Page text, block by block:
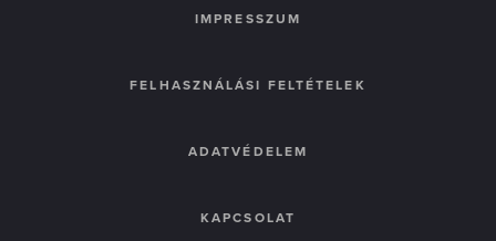
IMPRESSZUM
FELHASZNÁLÁSI FELTÉTELEK
ADATVÉDELEM
KAPCSOLAT